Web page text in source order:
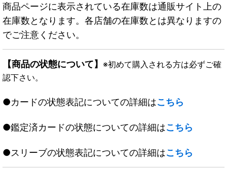
商品ページに表示されている在庫数は通販サイト上の
在庫数となります。各店舗の在庫数とは異なりますの
でご注意ください。
【商品の状態について】 ※初めて購入される方は必ずご確
認下さい。
●カードの状態表記についての詳細はこちら
●鑑定済カードの状態についての詳細はこちら
●スリーブの状態表記についての詳細はこちら